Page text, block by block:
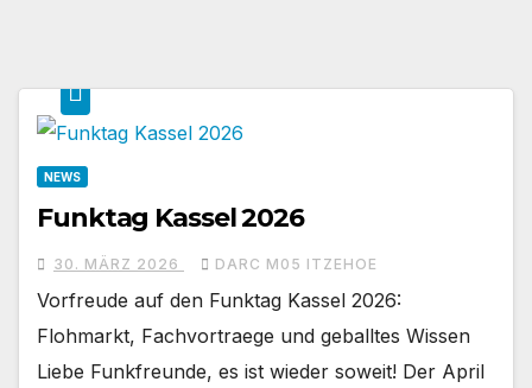
NEWS
Funktag Kassel 2026
30. MÄRZ 2026 DARC M05 ITZEHOE
Vorfreude auf den Funktag Kassel 2026:
Flohmarkt, Fachvortraege und geballtes Wissen
Liebe Funkfreunde, es ist wieder soweit! Der April